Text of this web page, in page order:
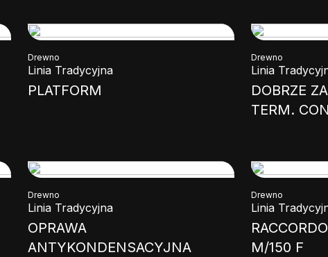
Drewno
Linia Tradycyjna
PLATFORM
Drewno
Linia
DOBRZE
TERM.
Drewno
Linia Tradycyjna
OPRAWA
ANTYKONDENSACYJNA
Drewno
Linia
M/150 F